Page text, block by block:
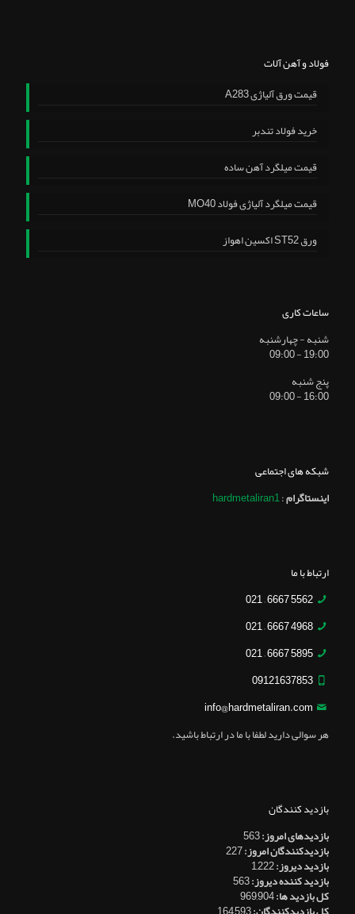
فولاد و آهن آلات
قیمت ورق آلیاژی A283
خرید فولاد تندبر
قیمت میلگرد آهن ساده
قیمت میلگرد آلیاژی فولاد MO40
ورق ST52 اکسین اهواز
ساعات کاری
شنبه - چهارشنبه
19:00 - 09:00
پنج شنبه
16:00 - 09:00
شبکه های اجتماعی
اینستاگرام:
hardmetaliran1
ارتباط با ما
5562 6667 – 021
4968 6667 – 021
5895 6667 – 021
09121637853
info@hardmetaliran.com
هر سوالی دارید لطفا با ما در ارتباط باشید.
بازدید کنندگان
بازدیدهای امروز:563
بازدیدکنندگان امروز:227
بازدید دیروز:1,222
بازدید کننده دیروز:563
کل بازدید ها:969,904